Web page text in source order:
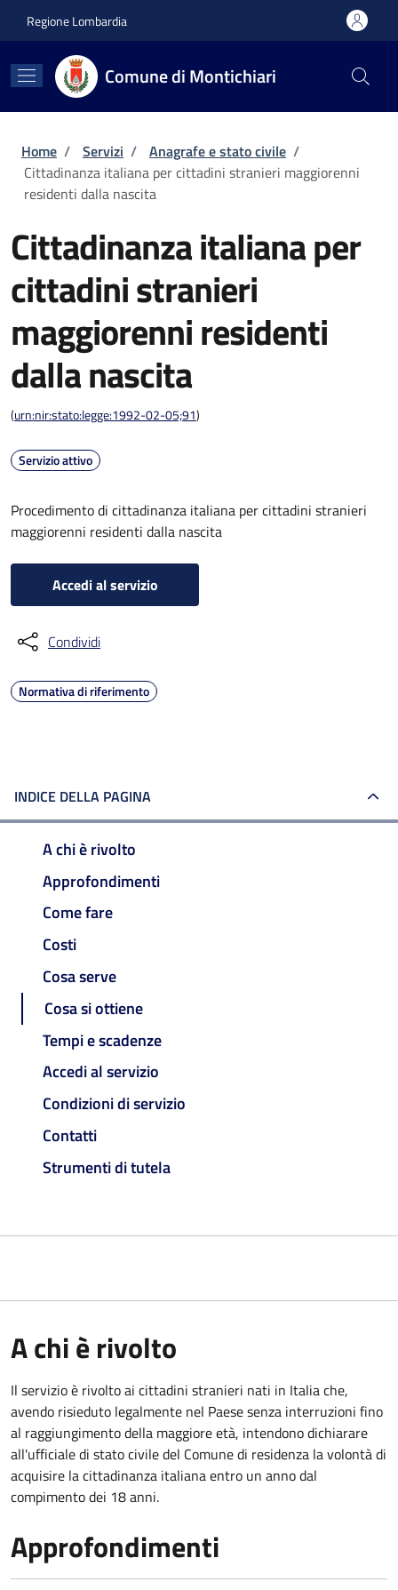
Regione Lombardia
Comune di Montichiari
Briciole di pane
Home / Servizi / Anagrafe e stato civile /
Cittadinanza italiana per cittadini stranieri maggiorenni
residenti dalla nascita
Cittadinanza italiana per
cittadini stranieri
maggiorenni residenti
dalla nascita
(urn:nir:stato:legge:1992-02-05;91)
Servizio attivo
Procedimento di cittadinanza italiana per cittadini stranieri
maggiorenni residenti dalla nascita
Accedi al servizio
Condividi
Normativa di riferimento
INDICE DELLA PAGINA
A chi è rivolto
Approfondimenti
Come fare
Costi
Cosa serve
Cosa si ottiene
Tempi e scadenze
Accedi al servizio
Condizioni di servizio
Contatti
Strumenti di tutela
A chi è rivolto
Il servizio è rivolto ai cittadini stranieri nati in Italia che,
avendo risieduto legalmente nel Paese senza interruzioni fino
al raggiungimento della maggiore età, intendono dichiarare
all'ufficiale di stato civile del Comune di residenza la volontà di
acquisire la cittadinanza italiana entro un anno dal
compimento dei 18 anni.
Approfondimenti